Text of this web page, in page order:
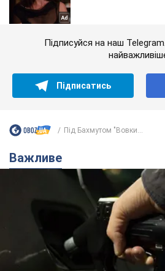
Підписуйся на наш
Підписатись
Під Бахмутом "Вовки...
Важливе